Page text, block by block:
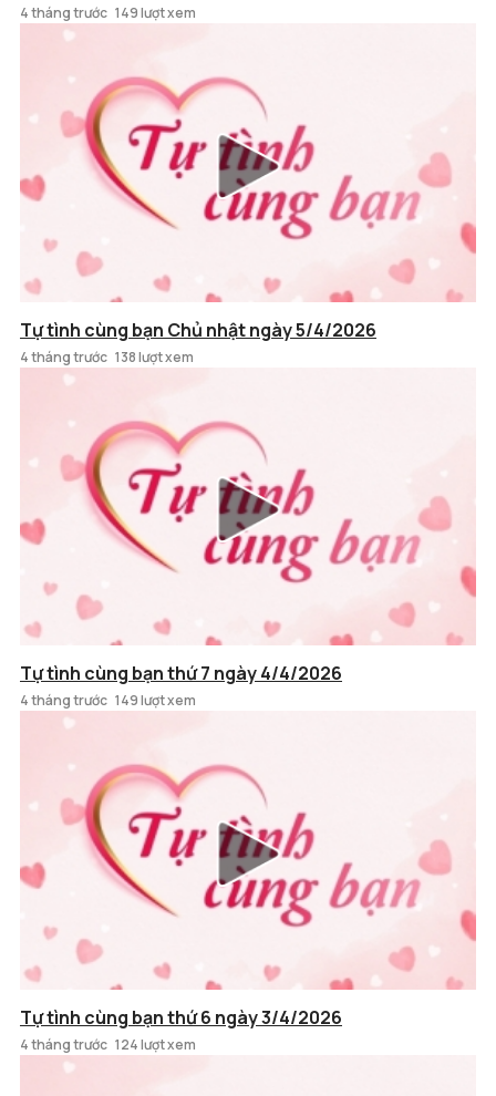
4 tháng trước 149 lượt xem
Tự tình cùng bạn Chủ nhật ngày 5/4/2026
4 tháng trước 138 lượt xem
Tự tình cùng bạn thứ 7 ngày 4/4/2026
4 tháng trước 149 lượt xem
Tự tình cùng bạn thứ 6 ngày 3/4/2026
4 tháng trước 124 lượt xem